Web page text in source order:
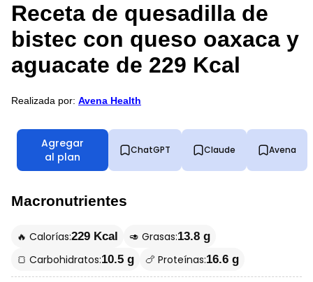
Receta de quesadilla de
bistec con queso oaxaca y
aguacate de 229 Kcal
Realizada por: Avena Health
Agregar
al plan
ChatGPT Claude Avena
Macronutrientes
🔥 Calorías:229 Kcal 🥑 Grasas:13.8 g
🍞 Carbohidratos:10.5 g 🍗 Proteínas:16.6 g